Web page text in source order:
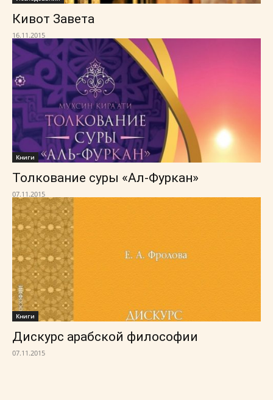
Кивот Завета
16.11.2015
Книги
Толкование суры «Ал-Фуркан»
07.11.2015
Книги
Дискурс арабской философии
07.11.2015